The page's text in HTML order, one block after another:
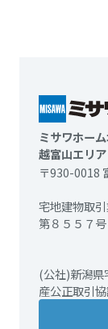
ミサワホー
越富山エリア
〒930-0018
宅地建物取
第８５５７号
(公社)新潟県
産公正取引